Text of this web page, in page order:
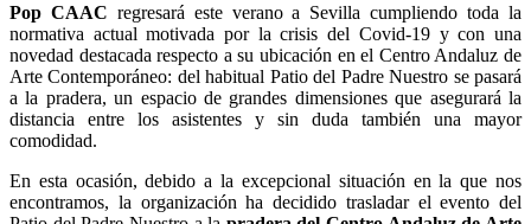
Pop CAAC regresará este verano a Sevilla cumpliendo toda la
normativa actual motivada por la crisis del Covid-19 y con una
novedad destacada respecto a su ubicación en el Centro Andaluz de
Arte Contemporáneo: del habitual Patio del Padre Nuestro se pasará
a la pradera, un espacio de grandes dimensiones que asegurará la
distancia entre los asistentes y sin duda también una mayor
comodidad.
En esta ocasión, debido a la excepcional situación en la que nos
encontramos, la organización ha decidido trasladar el evento del